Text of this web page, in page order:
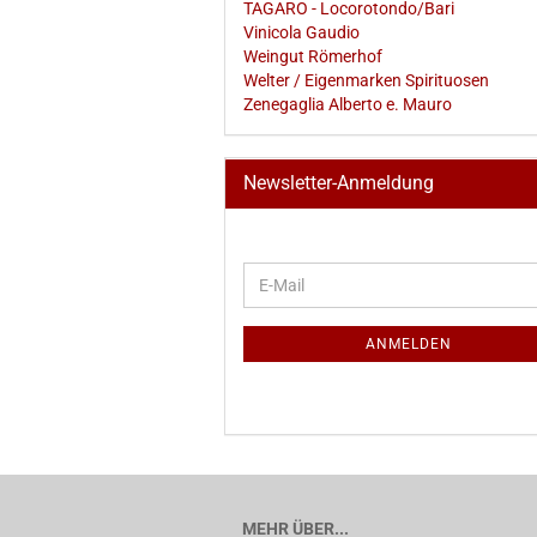
TAGARO - Locorotondo/Bari
Vinicola Gaudio
Weingut Römerhof
Welter / Eigenmarken Spirituosen
Zenegaglia Alberto e. Mauro
Newsletter-Anmeldung
ZUR
E-
Mail
ANMELDEN
MEHR ÜBER...